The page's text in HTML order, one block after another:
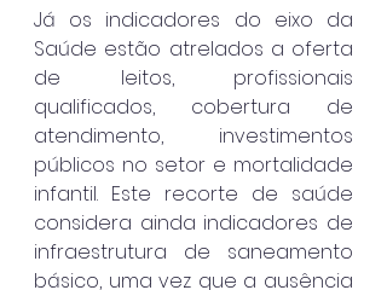
Já os indicadores do eixo da
Saúde estão atrelados a oferta
de leitos, profissionais
qualificados, cobertura de
atendimento, investimentos
públicos no setor e mortalidade
infantil. Este recorte de saúde
considera ainda indicadores de
infraestrutura de saneamento
básico, uma vez que a ausência